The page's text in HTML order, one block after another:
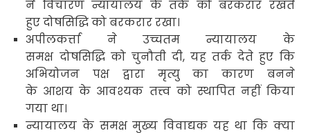
ने विचारण न्यायालय के तर्क को बरकरार रखते
हुए दोषसिद्धि को बरकरार रखा।
अपीलकर्त्ता ने उच्चतम न्यायालय के
समक्ष दोषसिद्धि को चुनौती दी,यह तर्क देते हुए कि
अभियोजन पक्ष द्वारा मृत्यु का कारण बनने
के आशय के आवश्यक तत्त्व को स्थापित नहीं किया
गया था।
न्यायालय के समक्ष मुख्य विवाद्यक यह था कि क्या